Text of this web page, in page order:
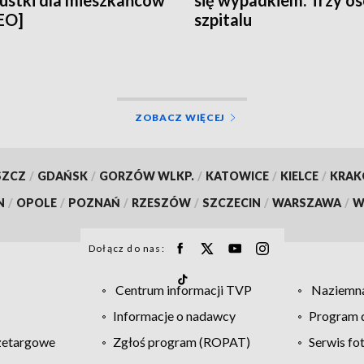
szpitalu
ZOBACZ WIĘCEJ
/ GDAŃSK / GORZÓW WLKP. / KATOWICE / KIELCE /
/ OPOLE / POZNAŃ / RZESZÓW / SZCZECIN / WARSZAWA /
Dołącz do nas:
Centrum informacji TVP
Informacje o nadawcy
Program
Zgłoś program (ROPAT)
Serwis